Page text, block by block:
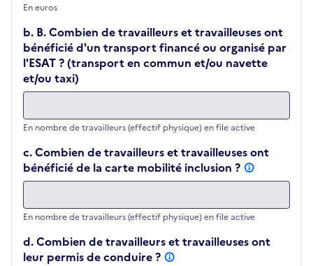
En euros
b. B. Combien de travailleurs et travailleuses ont
bénéficié d'un transport financé ou organisé par
l'ESAT ? (transport en commun et/ou navette
et/ou taxi)
En nombre de travailleurs (effectif physique) en file active
c. Combien de travailleurs et travailleuses ont
bénéficié de la carte mobilité inclusion ?
En nombre de travailleurs (effectif physique) en file active
d. Combien de travailleurs et travailleuses ont
leur permis de conduire ?